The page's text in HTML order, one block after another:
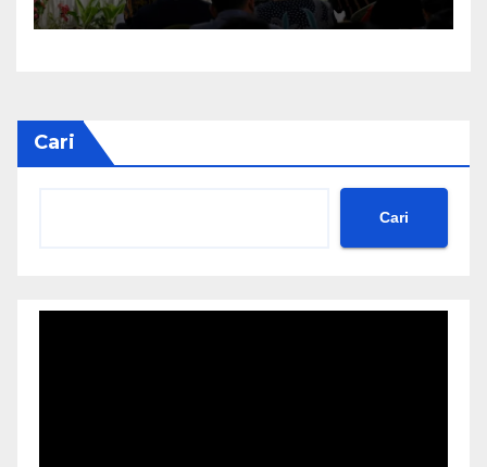
Nusron: Gunakan Sudut
Pandang Masyarakat
Cari
Cari